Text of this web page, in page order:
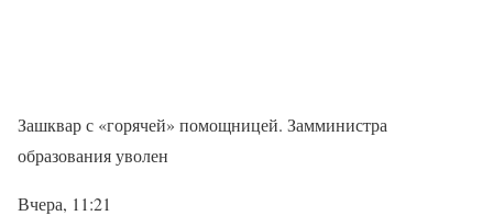
Зашквар с «горячей» помощницей. Замминистра
образования уволен
Вчера, 11:21